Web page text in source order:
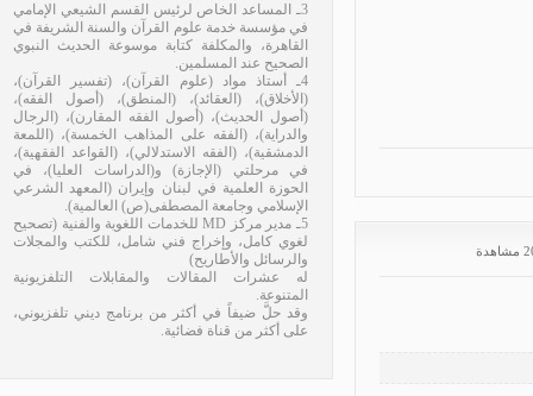
3ـ المساعد الخاص لرئيس القسم الشيعي الإمامي
في مؤسسة خدمة علوم القرآن والسنة الشريفة في
القاهرة، والمكلفة كتابة موسوعة الحديث النبوي
الصحيح عند المسلمين.
4ـ أستاذ مواد (علوم القرآن)، (تفسير القرآن)،
(الأخلاق)، (العقائد)، (المنطق)، (أصول الفقه)،
(أصول الحديث)، (أصول الفقه المقارن)، (الرجال
والدراية)، (الفقه على المذاهب الخمسة)، (اللمعة
الدمشقية)، (الفقه الاستدلالي)، (القواعد الفقهية)،
في مرحلتي (الإجازة) و(الدراسات العليا)، في
الحوزة العلمية في لبنان وإيران (المعهد الشرعي
الإسلامي وجامعة المصطفى(ص) العالمية).
5ـ مدير مركز MD للخدمات اللغوية والفنية (تصحيح
لغوي كامل، وإخراج فني شامل، للكتب والمجلات
والرسائل والأطاريح)
له عشرات المقالات والمقابلات التلفزيونية
المتنوعة.
وقد حلَّ ضيفاً في أكثر من برنامج ديني تلفزيوني،
على أكثر من قناة فضائية.